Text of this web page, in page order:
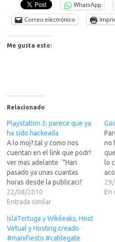
WhatsApp
Correo electrónico
Me gusta esto:
Relacionado
Playstation 3, parece que ya
ha sido hackeada
A lo moj?.tal y como nos
cuentan en el link que podr?
ver mas adelante ¨"Han
pasado ya unas cuantas
horas desde la publicaci?
span> del que podr?ser el
primer sistema que ha
seguridad de PlayStation 3,
permitiendo la carga de
22/08/2010
Entrada similar
no
lo
les
En
IslaTortuga y Wikileaks, Host
Virtual y Hosting creado
#manifiesto #cablegate